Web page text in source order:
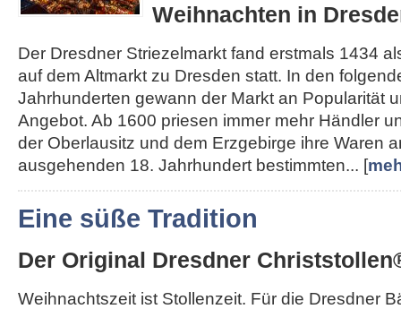
Weihnachten in
Der Dresdner Striezelmarkt fand erstmals 1434
auf dem Altmarkt zu Dresden statt. In den
Jahrhunderten gewann der Markt an Popularität
Angebot. Ab 1600 priesen immer mehr Händler
der Oberlausitz und dem Erzgebirge ihre Waren
ausgehenden 18. Jahrhundert bestimmten... [
Eine süße Tradition
Der Original Dresdner
Weihnachtszeit ist Stollenzeit. Für die Dresdner